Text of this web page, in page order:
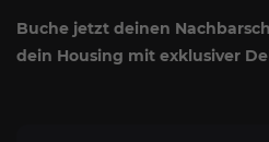
Buche jetzt deinen
dein Housing mit exklusiver